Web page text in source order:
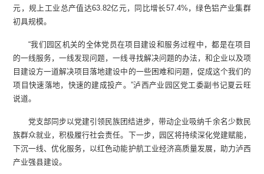
元，规上工业总产值达63.82亿元，同比增长57.4%，绿色铝产业集群
初具规模。
“我们园区机关的全体党员在项目建设和服务过程中，都是在项目
的一线服务，一线发现问题，一线寻找解决问题的办法，和企业以及项
目建设方一道解决项目落地建设中的一些困难和问题，促成这个我们的
项目快速落地，快速的建成投产。”泸西产业园区党工委副书记夏云旺
说道。
党支部同步以党建引领民族团结进步，带动企业吸纳千余名少数民
族群众就业，积极履行社会责任。下一步，园区将持续深化党建赋能，
下沉一线、优化服务，以红色动能护航工业经济高质量发展，助力泸西
产业强县建设。